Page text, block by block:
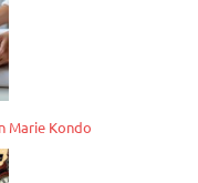
Marie Kondo